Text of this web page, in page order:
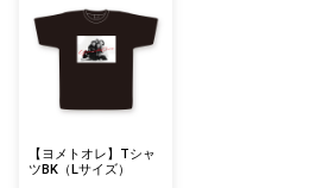
【ヨメトオレ】Tシャ
ツBK（Lサイズ）